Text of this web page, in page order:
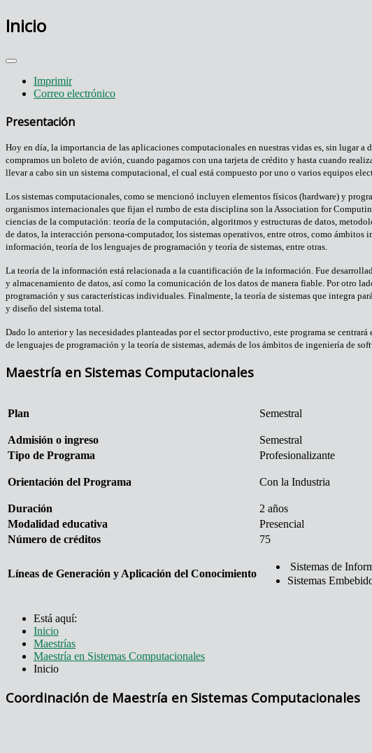
Inicio
Imprimir
Correo electrónico
Presentación
Hoy en día, la importancia de las aplicaciones computacionales en nuestras vidas es, sin lugar
compramos un boleto de avión, cuando pagamos con una tarjeta de crédito y hasta cuando
llevar a cabo sin un sistema computacional, el cual está compuesto por uno o varios equipos
Los sistemas computacionales, como se mencionó incluyen elementos físicos (hardware) y
organismos internacionales que fijan el rumbo de esta disciplina son la Association for
ciencias de la computación: teoría de la computación, algoritmos y estructuras de datos,
de datos, la interacción persona-computador, los sistemas operativos, entre otros, como
información, teoría de los lenguajes de programación y teoría de sistemas, entre otras.
La teoría de la información está relacionada a la cuantificación de la información. Fue
y almacenamiento de datos, así como la comunicación de los datos de manera fiable. Por otro
programación y sus características individuales. Finalmente, la teoría de sistemas que integra
y diseño del sistema total.
Dado lo anterior y las necesidades planteadas por el sector productivo, este programa se
de lenguajes de programación y la teoría de sistemas, además de los ámbitos de ingeniería de
Maestría en Sistemas Computacionales
Plan Semestral
Admisión o ingreso
Semestral
Tipo de Programa
Profesionalizante
Orientación del Programa Con la Industria
Duración
2 años
Modalidad educativa
Presencial
Número de créditos
75
Líneas de Generación y Aplicación del Conocimiento
Sistemas de
Sistemas
Está aquí:
Inicio
Maestrías
Maestría en Sistemas Computacionales
Inicio
Coordinación de Maestría en Sistemas Computacionales